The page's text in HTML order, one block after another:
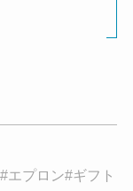
プロン#ギフト